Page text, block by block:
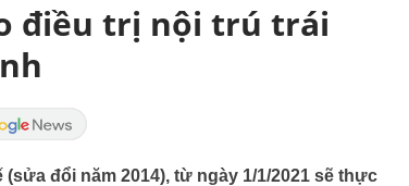
điều trị nội trú trái
đổi năm 2014), từ ngày 1/1/2021 sẽ thực